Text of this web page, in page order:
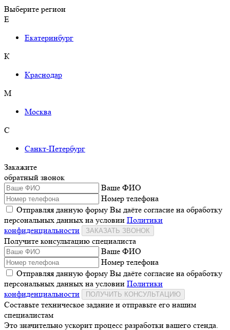
Выберите регион
Е
Екатеринбург
К
Краснодар
М
Москва
С
Санкт-Петербург
Закажите
обратный звонок
Ваше ФИО
Номер телефона
Отправляя данную форму Вы даёте согласие на обработку
персональных данных на условии Политики
конфиденциальности
ЗАКАЗАТЬ ЗВОНОК
Получите консультацию специалиста
Ваше ФИО
Номер телефона
Отправляя данную форму Вы даёте согласие на обработку
персональных данных на условии Политики
конфиденциальности
ПОЛУЧИТЬ КОНСУЛЬТАЦИЮ
Составьте техническое задание и отправьте его нашим
специалистам
Это значительно ускорит процесс разработки вашего стенда.